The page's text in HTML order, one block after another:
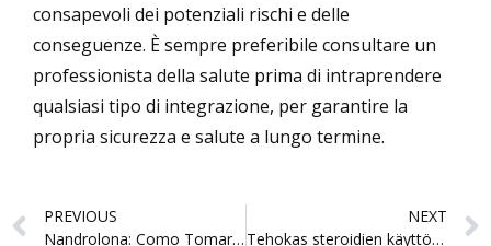
consapevoli dei potenziali rischi e delle
conseguenze. È sempre preferibile consultare un
professionista della salute prima di intraprendere
qualsiasi tipo di integrazione, per garantire la
propria sicurezza e salute a lungo termine.
Prev
PREVIOUS
Nandrolona: Como Tomar os Comprimidos
NEXT
Tehokas steroidien käyttö painonpudotukseen: Kattava opas kehonrakentajille